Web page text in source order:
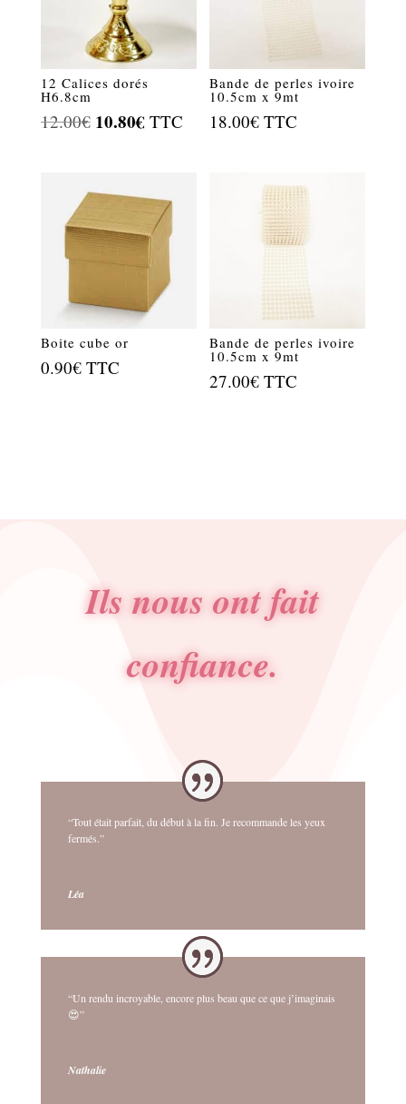
12 Calices dorés
H6.8cm
12.00€ Le
était :
10.80€Le
est :
10.80€.
TTC
Bande de perles ivoire
10.5cm x 9mt
18.00€ TTC
Boite cube or
0.90€ TTC
Bande de perles ivoire
10.5cm x 9mt
27.00€ TTC
Ils nous ont fait
confiance.
“Tout était parfait, du début à la fin. Je recommande les yeux
fermés.”
Léa
“Un rendu incroyable, encore plus beau que ce que j’imaginais
😍”
Nathalie